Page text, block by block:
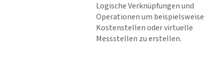
Logische Verknüpfungen und
Operationen um beispielsweise
Kostenstellen oder virtuelle
Messstellen zu erstellen.